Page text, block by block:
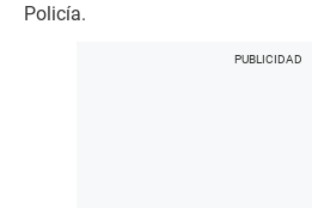
Policía.